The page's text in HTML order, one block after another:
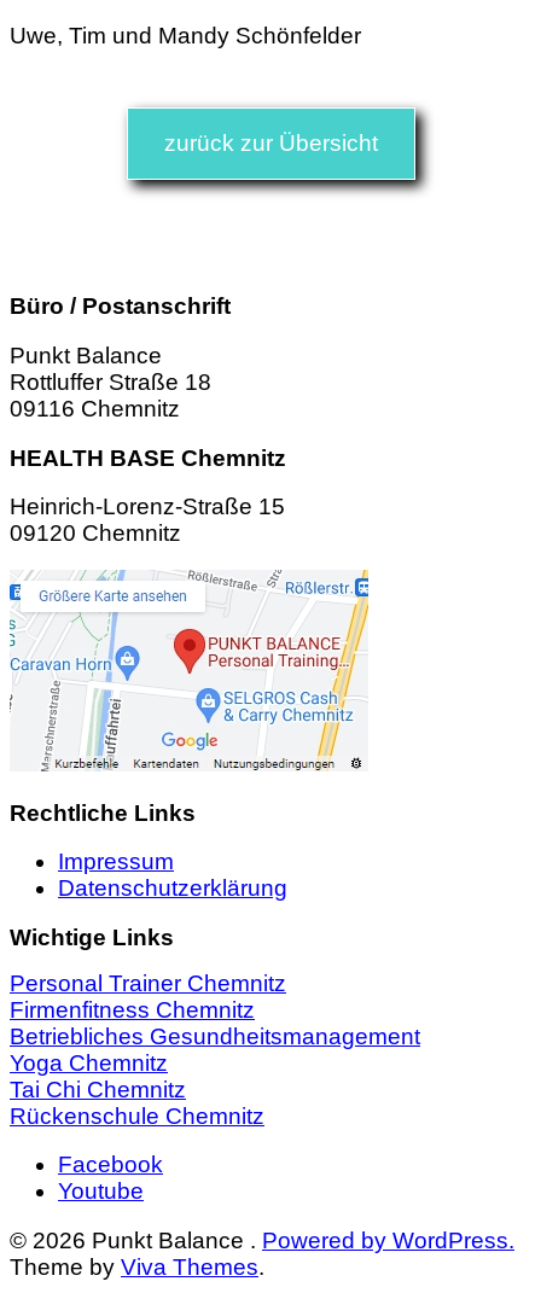
Uwe, Tim und Mandy Schönfelder
zurück zur Übersicht
Büro / Postanschrift
Punkt Balance
Rottluffer Straße 18
09116 Chemnitz
HEALTH BASE Chemnitz
Heinrich-Lorenz-Straße 15
09120 Chemnitz
Rechtliche Links
Impressum
Datenschutzerklärung
Wichtige Links
Personal Trainer Chemnitz
Firmenfitness Chemnitz
Betriebliches Gesundheitsmanagement
Yoga Chemnitz
Tai Chi Chemnitz
Rückenschule Chemnitz
Facebook
Youtube
© 2026 Punkt Balance . Powered by WordPress.
Theme by Viva Themes.